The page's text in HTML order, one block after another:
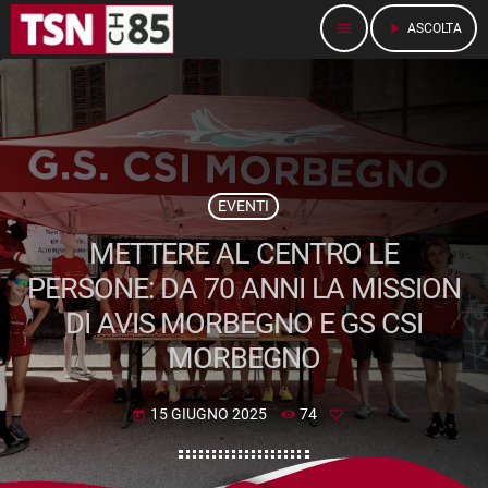
menu play_arrow ASCOLTA
EVENTI
METTERE AL CENTRO LE
PERSONE: DA 70 ANNI LA MISSION
DI AVIS MORBEGNO E GS CSI
MORBEGNO
today 15 GIUGNO 2025 74